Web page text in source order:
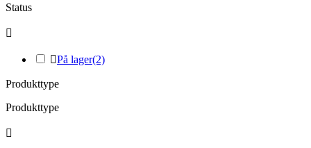
Status

På lager(2)
Produkttype
Produkttype
